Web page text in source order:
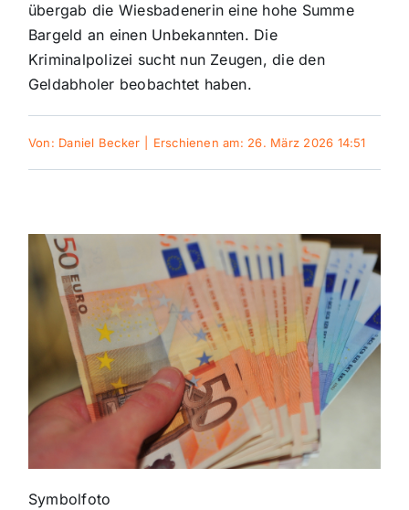
Mein Stadtteil
Galerie
Verkehrsmeldungen
Themen und Termine
Gewinnspiele
übergab die Wiesbadenerin eine hohe Summe
Bargeld an einen Unbekannten. Die
Kriminalpolizei sucht nun Zeugen, die den
Geldabholer beobachtet haben.
Von: Daniel Becker Erschienen am: 26. März 2026 14:51
Symbolfoto